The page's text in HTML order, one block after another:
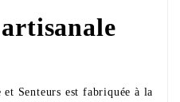
Senteurs est fabriquée à la